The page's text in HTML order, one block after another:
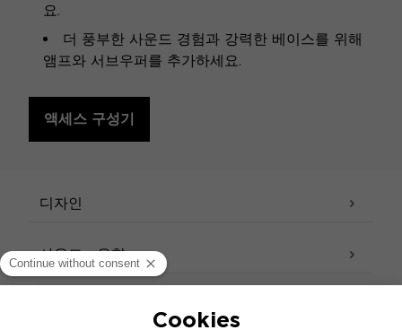
요.
더 풍부한 사운드 경험과 강력한 베이스를 위해
앰프와 서브우퍼를 추가하세요.
액세스 구성기
디자인
사운드 - 음향